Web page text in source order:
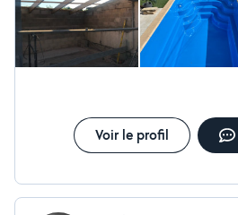
Voir le profil